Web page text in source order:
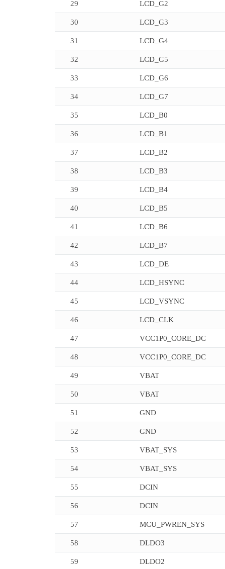
29 LCD_G2
30 LCD_G3
31 LCD_G4
32 LCD_G5
33 LCD_G6
34 LCD_G7
35 LCD_B0
36 LCD_B1
37 LCD_B2
38 LCD_B3
39 LCD_B4
40 LCD_B5
41 LCD_B6
42 LCD_B7
43 LCD_DE
44 LCD_HSYNC
45 LCD_VSYNC
46 LCD_CLK
47 VCC1P0_CORE_DC
48 VCC1P0_CORE_DC
49 VBAT
50 VBAT
51 GND
52 GND
53 VBAT_SYS
54 VBAT_SYS
55 DCIN
56 DCIN
57 MCU_PWREN_SYS
58 DLDO3
59 DLDO2